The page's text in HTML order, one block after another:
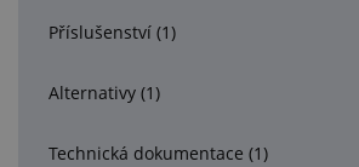
Příslušenství (1)
Alternativy (1)
Technická dokumentace (1)